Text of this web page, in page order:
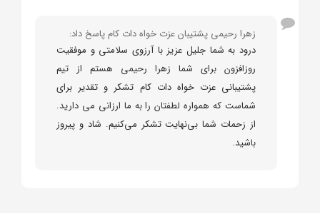
زهرا رحیمی پشتیبان عزت خواه دات کام پاسخ داد:
درود به شما جلیل عزیز با آرزوی سلامتی و موفقیت
روزافزون برای شما زهرا رحیمی هستم از تیم
پشتیبانی عزت خواه دات کام تشکر و تقدیر برای
شماست که همواره لطفتان را به ما ارزانی می دارید.
از زحمات شما بی‌نهایت تشکر می‌کنیم. شاد و پیروز
باشید.